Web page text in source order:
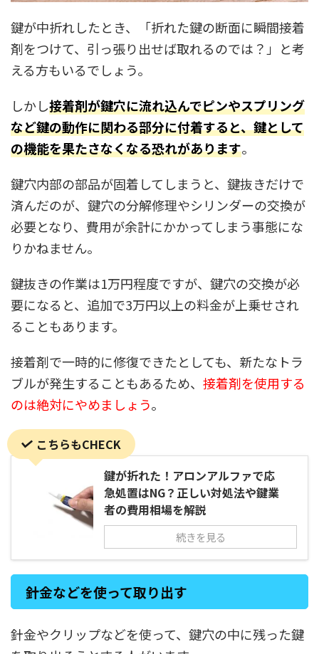
鍵が中折れしたとき、「折れた鍵の断面に瞬間接着
剤をつけて、引っ張り出せば取れるのでは？」と考
える方もいるでしょう。
しかし接着剤が鍵穴に流れ込んでピンやスプリング
など鍵の動作に関わる部分に付着すると、鍵として
の機能を果たさなくなる恐れがあります。
鍵穴内部の部品が固着してしまうと、鍵抜きだけで
済んだのが、鍵穴の分解修理やシリンダーの交換が
必要となり、費用が余計にかかってしまう事態にな
りかねません。
鍵抜きの作業は1万円程度ですが、鍵穴の交換が必
要になると、追加で3万円以上の料金が上乗せされ
ることもあります。
接着剤で一時的に修復できたとしても、新たなトラ
ブルが発生することもあるため、 接着剤を使用する
のは絶対にやめましょう。
こちらもCHECK
鍵が折れた！アロンアルファで応
急処置はNG？正しい対処法や鍵業
者の費用相場を解説
続きを見る
針金などを使って取り出す
針金やクリップなどを使って、鍵穴の中に残った鍵